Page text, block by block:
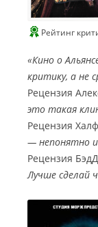
Рейтинг
«Кино о
критику, а не
Рецензия
это такая
Рецензия
— непонятно и
Рецензия
Лучше сделай